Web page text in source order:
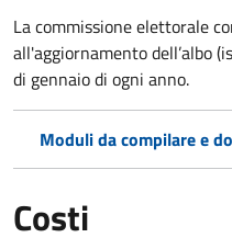
La commissione elettorale
all'aggiornamento dell’albo
di gennaio di ogni anno.
Moduli da compilare e
Costi